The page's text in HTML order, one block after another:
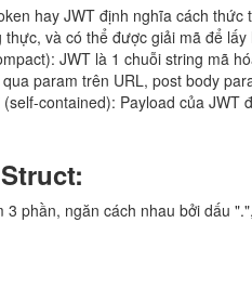
hay JWT định nghĩa cách
thực, và có thể được giải mã để
JWT là 1 chuỗi string mã
param trên URL, post body
contained): Payload của JWT
3 phần, ngăn cách nhau bởi dấu